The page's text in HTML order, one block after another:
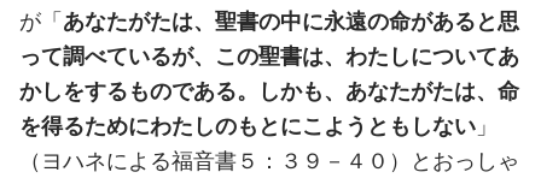
が「あなたがたは、聖書の中に永遠の命があると思
って調べているが、この聖書は、わたしについてあ
かしをするものである。しかも、あなたがたは、命
を得るためにわたしのもとにこようともしない 」
（ヨハネによる福音書５：３９－４０）とおっしゃ